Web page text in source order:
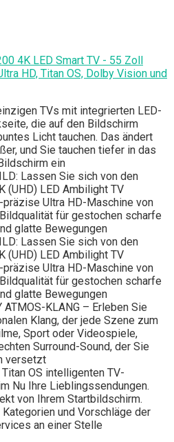
4K LED Smart TV - 55 Zoll
HD, Titan OS, Dolby Vision und
TVs mit integrierten LED-
die auf den Bildschirm
Licht tauchen. Das ändert
und Sie tauchen tiefer in das
ein
Lassen Sie sich von den
(UHD) LED Ambilight TV
Ultra HD-Maschine von
für gestochen scharfe
glatte Bewegungen
Lassen Sie sich von den
(UHD) LED Ambilight TV
Ultra HD-Maschine von
für gestochen scharfe
glatte Bewegungen
ATMOS-KLANG – Erleben Sie
Klang, der jede Szene zum
Sport oder Videospiele,
Surround-Sound, der Sie
versetzt
OS intelligenten TV-
Nu Ihre Lieblingssendungen.
von Ihrem Startbildschirm.
und Vorschläge der
an einer Stelle